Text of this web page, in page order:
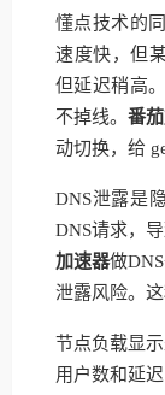
懂点技术的
速度快，但
但延迟稍高
不掉线。番
动切换，给
DNS泄露是
DNS请求，
加速器做
泄露风险。
节点负载显
用户数和延